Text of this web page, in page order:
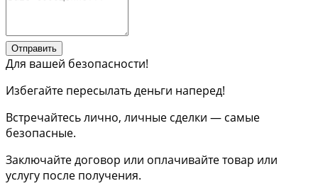
Отправить
Для вашей безопасности!
Избегайте пересылать деньги наперед!
Встречайтесь лично, личные сделки — самые
безопасные.
Заключайте договор или оплачивайте товар или
услугу после получения.